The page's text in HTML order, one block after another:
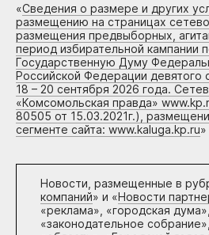
«Сведения о размере и других
размещению на страницах
размещения предвыборных,
период избирательной кампании
Государственную Думу
Российской Федерации девятого
18 – 20 сентября 2026 года.
«Комсомольская правда»
80505 от 15.03.2021г.),
сегменте сайта: www.kaluga.kp.ru»
Новости, размещенные в
компаний» и «Новости
«реклама», «городская дума»,
«законодательное